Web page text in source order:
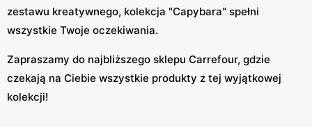
zestawu kreatywnego, kolekcja "Capybara" spełni
wszystkie Twoje oczekiwania.
Zapraszamy do najbliższego sklepu Carrefour, gdzie
czekają na Ciebie wszystkie produkty z tej wyjątkowej
kolekcji!